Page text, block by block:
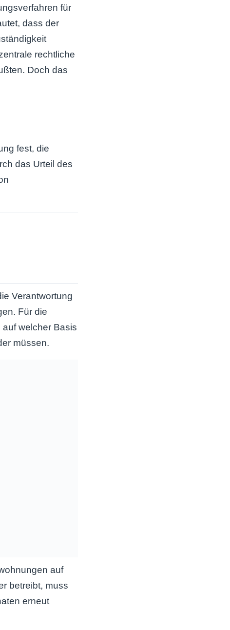
für
dass der
rechtliche
Doch das
fest, die
das Urteil des
Verantwortung
Für die
welcher Basis
müssen.
auf
betreibt, muss
erneut